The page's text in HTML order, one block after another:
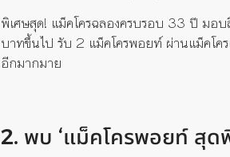
พิเศษสุด! แม็คโครฉลองครบรอบ 33 ปี มอ
บาทขึ้นไป รับ 2 แม็คโครพอยท์ ผ่านแม็คโ
อีกมากมาย
2. พบ ‘แม็คโครพอยท์ สุด